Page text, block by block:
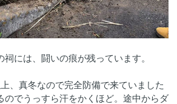
には、闘いの痕が残っています。
、真冬なので完全防備で来ていました
のでうっすら汗をかくほど。途中からダ